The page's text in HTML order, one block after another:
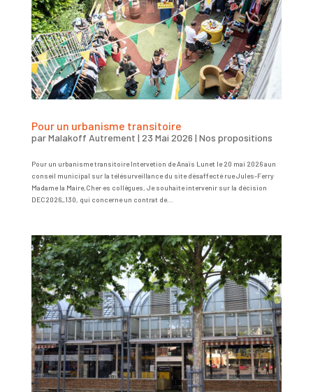
Pour un urbanisme transitoire
parMalakoff Autrement | 23 Mai 2026 | Nos propositions
Pour un urbanisme transitoire Intervetion de Anaïs Lunet le 20 mai 2026 aun
conseil municipal sur la télésurveillance du site désaffecté rue Jules-Ferry
Madame la Maire,Cher·es collègues, Je souhaite intervenir sur la décision
DEC2026_130, qui concerne un contrat de...